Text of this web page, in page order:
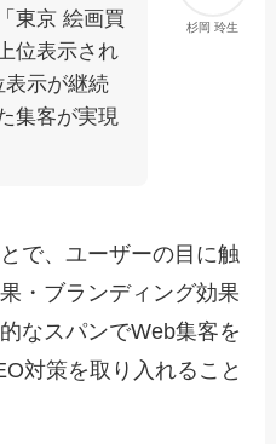
杉岡 玲生
東京 絵画買
位表示され
表示が継続
集客が実現
で、ユーザーの目に触
・ブランディング効果
なスパンでWeb集客を
対策を取り入れること